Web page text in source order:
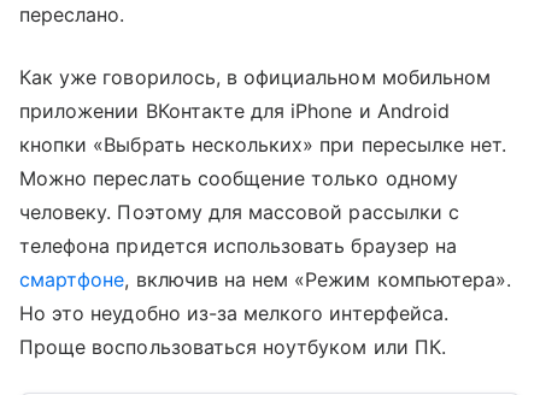
переслано.
Как уже говорилось, в официальном мобильном
приложении ВКонтакте для iPhone и Android
кнопки «Выбрать нескольких» при пересылке нет.
Можно переслать сообщение только одному
человеку. Поэтому для массовой рассылки с
телефона придется использовать браузер на
смартфоне, включив на нем «Режим компьютера».
Но это неудобно из-за мелкого интерфейса.
Проще воспользоваться ноутбуком или ПК.